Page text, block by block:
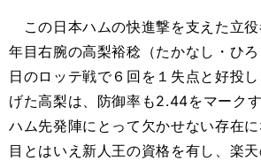
この日本ハムの快進撃を支えた立役
年目右腕の高梨裕稔（たかなし・ひ
日のロッテ戦で６回を１失点と好投
げた高梨は、防御率も2.44をマーク
ハム先発陣にとって欠かせない存在
目とはいえ新人王の資格を有し、楽